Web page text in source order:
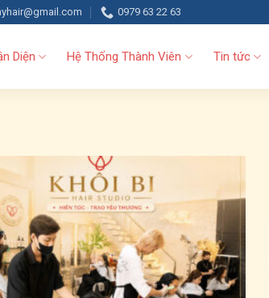
0979 63 22 63
Diện Hệ Thống Thành Viên Tin tức